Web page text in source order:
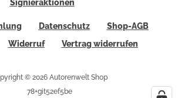
Signieraktionen
Datenschutz
Shop-AGB
Widerruf Vertrag widerrufen
© 2026 Autorenwelt Shop
78+git52ef5be